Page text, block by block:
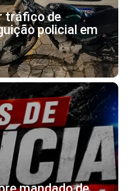
tráfico de
policial em